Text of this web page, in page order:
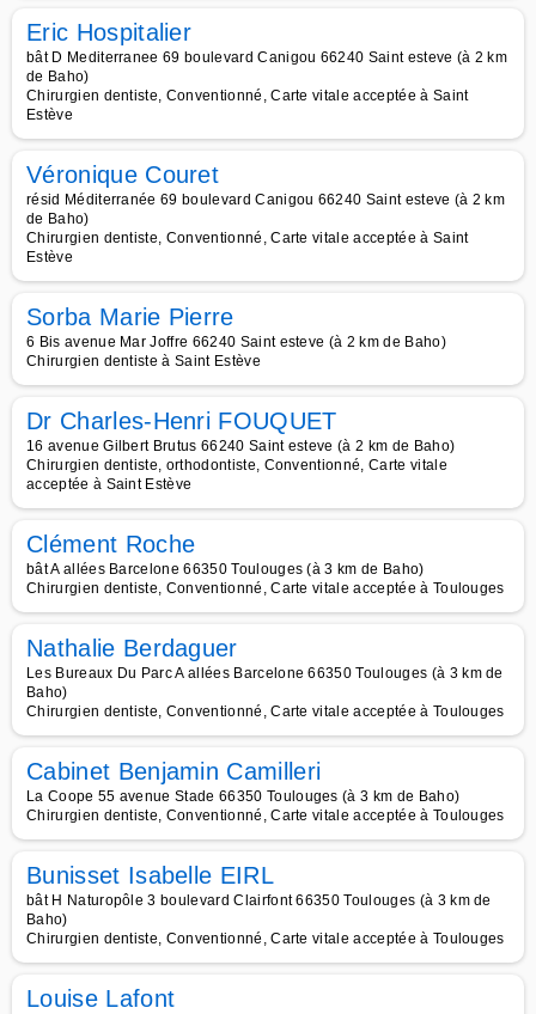
Eric Hospitalier
bât D Mediterranee 69 boulevard Canigou 66240 Saint esteve (à 2 km
de Baho)
Chirurgien dentiste, Conventionné, Carte vitale acceptée à Saint
Estève
Véronique Couret
résid Méditerranée 69 boulevard Canigou 66240 Saint esteve (à 2 km
de Baho)
Chirurgien dentiste, Conventionné, Carte vitale acceptée à Saint
Estève
Sorba Marie Pierre
6 Bis avenue Mar Joffre 66240 Saint esteve (à 2 km de Baho)
Chirurgien dentiste à Saint Estève
Dr Charles-Henri FOUQUET
16 avenue Gilbert Brutus 66240 Saint esteve (à 2 km de Baho)
Chirurgien dentiste, orthodontiste, Conventionné, Carte vitale
acceptée à Saint Estève
Clément Roche
bât A allées Barcelone 66350 Toulouges (à 3 km de Baho)
Chirurgien dentiste, Conventionné, Carte vitale acceptée à Toulouges
Nathalie Berdaguer
Les Bureaux Du Parc A allées Barcelone 66350 Toulouges (à 3 km de
Baho)
Chirurgien dentiste, Conventionné, Carte vitale acceptée à Toulouges
Cabinet Benjamin Camilleri
La Coope 55 avenue Stade 66350 Toulouges (à 3 km de Baho)
Chirurgien dentiste, Conventionné, Carte vitale acceptée à Toulouges
Bunisset Isabelle EIRL
bât H Naturopôle 3 boulevard Clairfont 66350 Toulouges (à 3 km de
Baho)
Chirurgien dentiste, Conventionné, Carte vitale acceptée à Toulouges
Louise Lafont